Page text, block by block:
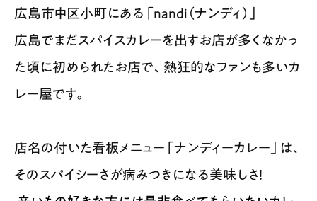
広島市中区小町にある「nandi（ナンディ）」
広島でまだスパイスカレーを出すお店が多くなかっ
た頃に初められたお店で、熱狂的なファンも多いカ
レー屋です。
店名の付いた看板メニュー「ナンディーカレー」は、
そのスパイシーさが病みつきになる美味しさ！